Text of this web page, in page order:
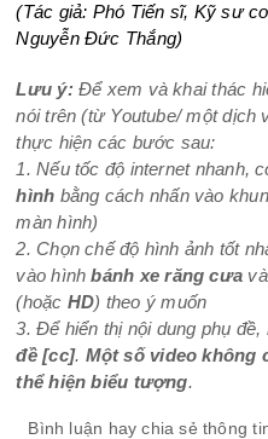
(Tác giả: Phó Tiến sĩ, Kỹ sư
Nguyễn Đức Thắng)
Lưu ý:Để xem và khai thác
nói trên (từ Youtube/ một dịch
thực hiện các bước sau:
1. Nếu tốc độ internet nhanh,
hình bằng cách nhấn vào
màn hình)
2. Chọn chế độ hình ảnh tốt
vào hình bánh xe răng cưa
(hoặc HD) theo ý muốn
3. Để hiển thị nội dung phụ đề,
đề [cc]. Một số video không
thể hiện biểu tượng.
Bình luận hay chia sẻ thông